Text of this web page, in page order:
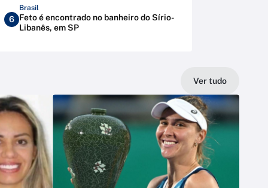
6
Brasil
Feto é encontrado no banheiro do Sírio-
Libanês, em SP
Ver tudo